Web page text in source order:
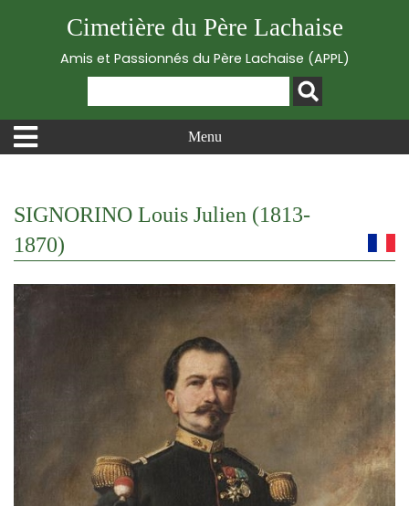
Cimetière du Père Lachaise
Amis et Passionnés du Père Lachaise (APPL)
Menu
SIGNORINO Louis Julien (1813-
1870)